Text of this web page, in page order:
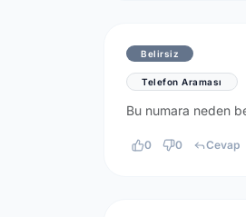
Belirsiz
Telefon Araması
Bu numara neden
0 0 Cevap